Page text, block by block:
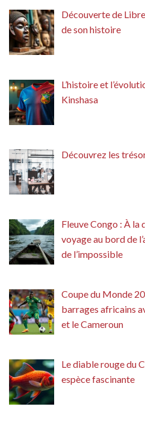
Découverte de
de son histoire
L’histoire et
Kinshasa
Découvrez les
Fleuve Congo : À la
voyage au bord de
de l’impossible
Coupe du Monde
barrages africains
et le Cameroun
Le diable rouge du
espèce fascinante